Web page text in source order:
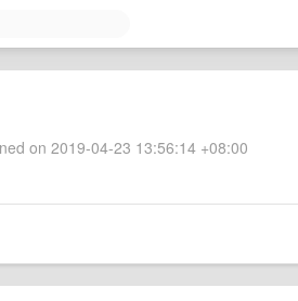
on 2019-04-23 13:56:14 +08:00